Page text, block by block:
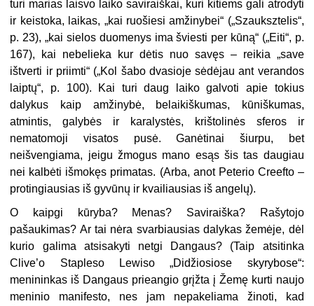
turi marias laisvo laiko saviraiškai, kuri kitiems gali atrodyti
ir keistoka, laikas, „kai ruošiesi amžinybei“ („Szauksztelis“,
p. 23), „kai sielos duomenys ima šviesti per kūną“ („Eiti“, p.
167), kai nebelieka kur dėtis nuo savęs – reikia „save
ištverti ir priimti“ („Kol šabo dvasioje sėdėjau ant verandos
laiptų“, p. 100). Kai turi daug laiko galvoti apie tokius
dalykus kaip amžinybė, belaikiškumas, kūniškumas,
atmintis, galybės ir karalystės, krištolinės sferos ir
nematomoji visatos pusė. Ganėtinai šiurpu, bet
neišvengiama, jeigu žmogus mano esąs šis tas daugiau
nei kalbėti išmokęs primatas. (Arba, anot Peterio Creefto –
protingiausias iš gyvūnų ir kvailiausias iš angelų).
O kaipgi kūryba? Menas? Saviraiška? Rašytojo
pašaukimas? Ar tai nėra svarbiausias dalykas žemėje, dėl
kurio galima atsisakyti netgi Dangaus? (Taip atsitinka
Clive’o Stapleso Lewiso „Didžiosiose skyrybose“:
menininkas iš Dangaus prieangio grįžta į Žemę kurti naujo
meninio manifesto, nes jam nepakeliama žinoti, kad